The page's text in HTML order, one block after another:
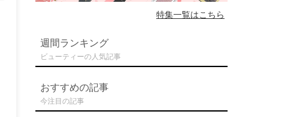
特集一覧はこちら
週間ランキング
ビューティーの人気記事
おすすめの記事
今注目の記事